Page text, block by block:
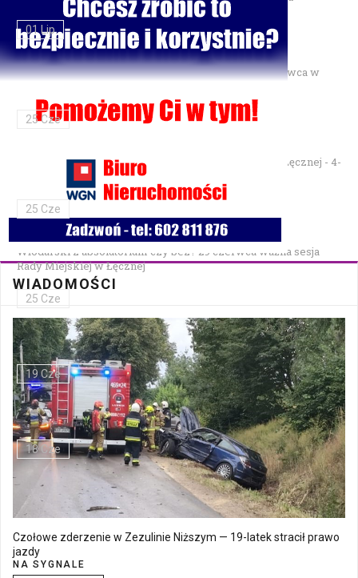
01 Lip
Gminne Zawody Sportowo-Pożarnicze OSP — 28 czerwca w
25 Cze
XXVII Festiwal Kapel Ulicznych i Podwórkowych w Łęcznej - 4-
5 lipca w Parku na Podzamczu
25 Cze
Włodarski z absolutorium czy bez? 29 czerwca ważna sesja
Rady Miejskiej w Łęcznej
25 Cze
Bezpłatna mammografia w Cycowie
19 Cze
Walne Zgromadzenie w SM "Batory" już 19 czerwca w Łęcznej
18 Cze
WIADOMOŚCI
Czołowe zderzenie w Zezulinie Niższym — 19-latek stracił prawo
jazdy
NA SYGNALE